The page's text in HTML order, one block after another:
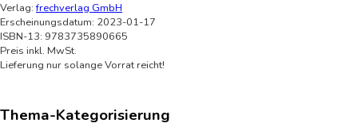
Verlag:frechverlag GmbH
Erscheinungsdatum: 2023-01-17
ISBN-13: 9783735890665
Preis inkl. MwSt.
Lieferung nur solange Vorrat reicht!
Thema-Kategorisierung